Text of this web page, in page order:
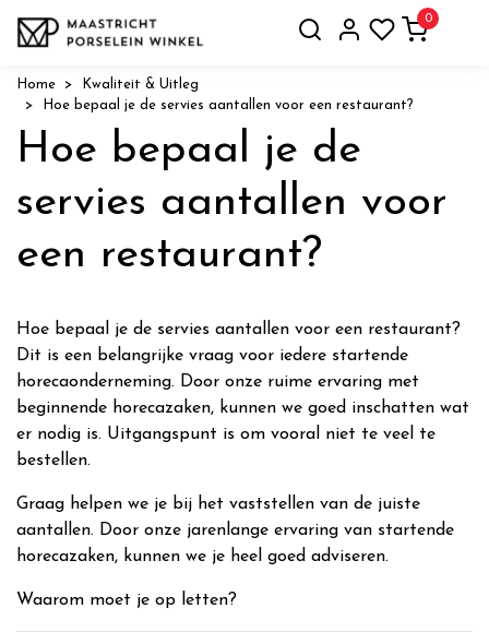
0
Home
Kwaliteit & Uitleg
Hoe bepaal je de servies aantallen voor een restaurant?
Hoe bepaal je de
servies aantallen voor
een restaurant?
Hoe bepaal je de servies aantallen voor een restaurant?
Dit is een belangrijke vraag voor iedere startende
horecaonderneming. Door onze ruime ervaring met
beginnende horecazaken, kunnen we goed inschatten wat
er nodig is. Uitgangspunt is om vooral niet te veel te
bestellen.
Graag helpen we je bij het vaststellen van de juiste
aantallen. Door onze jarenlange ervaring van startende
horecazaken, kunnen we je heel goed adviseren.
Waarom moet je op letten?